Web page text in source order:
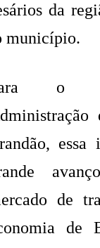
da
município.
o
essa
de
de